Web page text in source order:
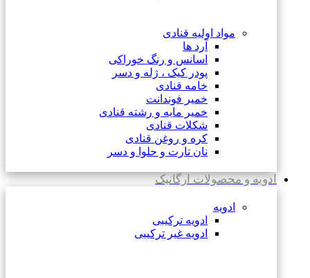
مواد اولیه قنادی
آرد ها
اسانس و رنگ خوراکی
پودر کیک ، ژله و دسر
خامه قنادی
خمیر فوندانت
خمیر مایه و رشته قنادی
شکلات قنادی
کره و روغن قنادی
نان تارت و حلوا و دسر
ادویه و محصولات ارگانیک
ادویه
ادویه ترکیبی
ادویه غیر ترکیبی